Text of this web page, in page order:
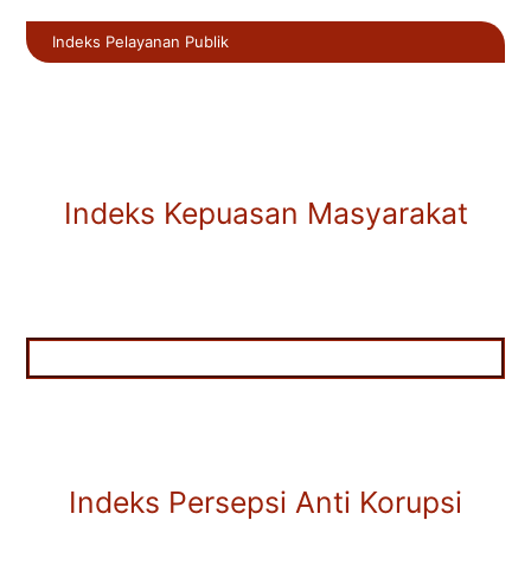
Indeks Pelayanan Publik
Indeks Kepuasan Masyarakat
Indeks Persepsi Anti Korupsi